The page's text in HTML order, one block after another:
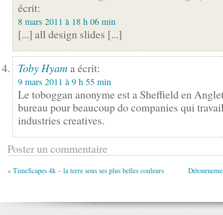
écrit:
8 mars 2011 à 18 h 06 min
[...] all design slides [...]
Toby Hyam a écrit:
9 mars 2011 à 9 h 55 min
Le toboggan anonyme est a Sheffield en
bureau pour beaucoup do companies qui
industries creatives.
Poster un commentaire
« TimeScapes 4k – la terre sous ses plus belles couleurs